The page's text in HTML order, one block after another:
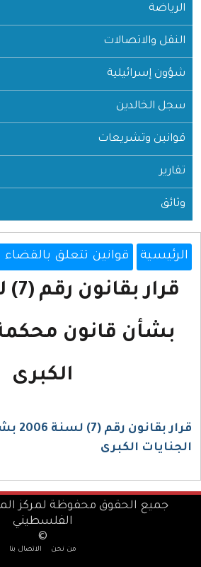
الرياضة
النقل والاتصالات
شؤون إسرائيلية
سجل الخالدين
قوانين وتشريعات
تقارير
وثائق
الرئيسية قوانين تتعلق بالقضاء
بشأن قانون محكمة
الكبرى
قرار
الجنايات الكبرى
جميع الحقوق محفوظة لمركز
الفلسطيني
©
من نحن الاتصال بنا